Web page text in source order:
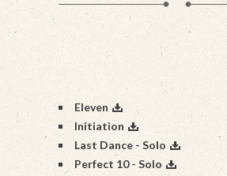
Eleven
Initiation
Last Dance - Solo
Perfect 10 - Solo